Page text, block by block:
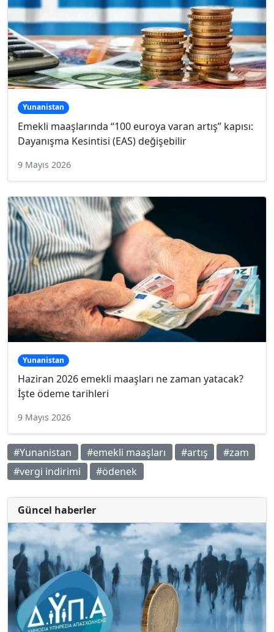
Yunanistan
Emekli maaşlarında “100 euroya varan artış” kapısı:
Dayanışma Kesintisi (EAS) değişebilir
9 Mayıs 2026
Yunanistan
Haziran 2026 emekli maaşları ne zaman yatacak?
İşte ödeme tarihleri
9 Mayıs 2026
#Yunanistan #emekli maaşları #artış
#zam
#vergi indirimi
#ödenek
Güncel haberler